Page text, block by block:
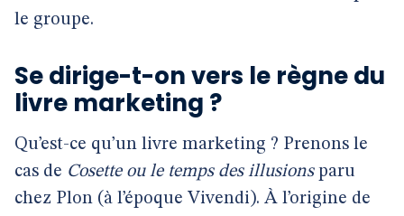
le groupe.
Se dirige-t-on vers le règne du
livre marketing ?
Qu’est-ce qu’un livre marketing ? Prenons le
cas de Cosette ou le temps des illusionsparu
chez Plon (à l’époque Vivendi). À l’origine de